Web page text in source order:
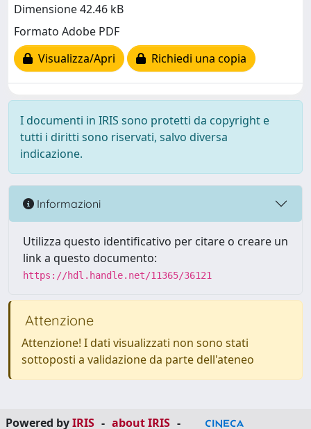
Dimensione 42.46 kB
Formato Adobe PDF
Visualizza/Apri
Richiedi una copia
I documenti in IRIS sono protetti da copyright e
tutti i diritti sono riservati, salvo diversa
indicazione.
Informazioni
Utilizza questo identificativo per citare o creare un
link a questo documento:
https://hdl.handle.net/11365/36121
Attenzione
Attenzione! I dati visualizzati non sono stati
sottoposti a validazione da parte dell'ateneo
Powered byIRIS - about IRIS -